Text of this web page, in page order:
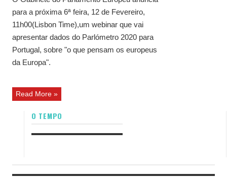
para a próxima 6ª feira, 12 de Fevereiro,
11h00(Lisbon Time),um webinar que vai
apresentar dados do Parlómetro 2020 para
Portugal, sobre "o que pensam os europeus
da Europa".
Read More »
O TEMPO